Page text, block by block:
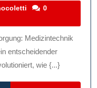
Der
Die
Zukunft
Der
stefanocoletti
0
entscheidender
wie {...}